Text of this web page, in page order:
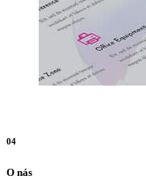
04
O nás